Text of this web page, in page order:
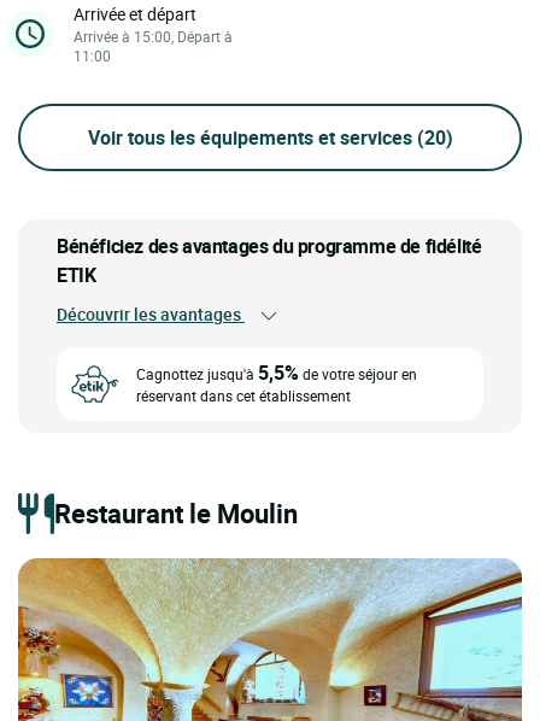
Arrivée et départ
Arrivée à 15:00, Départ à
11:00
Voir tous les équipements et services (20)
Bénéficiez des avantages du programme de fidélité
ETIK
Découvrir les avantages
Cagnottez jusqu'à 5,5%de votre séjour en
réservant dans cet établissement
Restaurant le Moulin